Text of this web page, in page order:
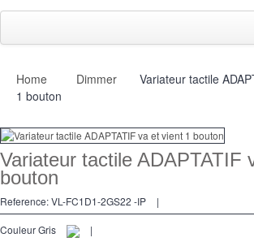
Schalter
Kreuzschalters
Steckdose
Spéciales
Home Dimmer
Variateur tactile
1 bouton
Variateur tactile ADAPTATIF
bouton
Reference:VL-FC1D1-2GS22 -IP |
Couleur Gris |